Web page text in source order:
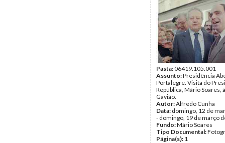
Pasta:06419.105.001
Assunto:Presidência
Portalegre. Visita do
República, Mário Soares,
Gavião.
Autor:Alfredo Cunha
Data: domingo, 12 de
- domingo, 19 de março
Fundo:Mário Soares
Tipo Documental:
Página(s): 1